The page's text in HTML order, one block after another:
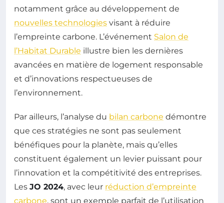
notamment grâce au développement de
nouvelles technologies visant à réduire
l’empreinte carbone. L’événement Salon de
l’Habitat Durable illustre bien les dernières
avancées en matière de logement responsable
et d’innovations respectueuses de
l’environnement.
Par ailleurs, l’analyse du bilan carbone démontre
que ces stratégies ne sont pas seulement
bénéfiques pour la planète, mais qu’elles
constituent également un levier puissant pour
l’innovation et la compétitivité des entreprises.
Les JO 2024, avec leur réduction d’empreinte
carbone, sont un exemple parfait de l’utilisation